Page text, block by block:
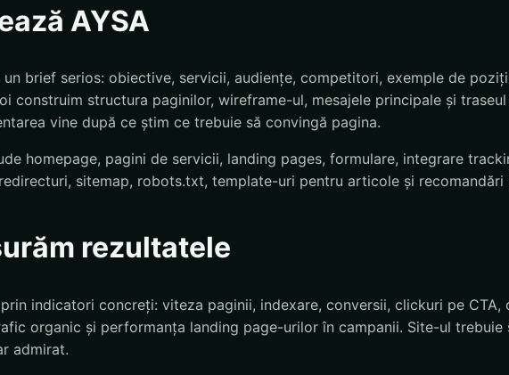
AYSA
un brief serios: obiective, servicii, audiențe, competitori, exemple de
construim structura paginilor, wireframe-ul, mesajele principale și
vine după ce știm ce trebuie să convingă pagina.
homepage, pagini de servicii, landing pages, formulare, integrare
sitemap, robots.txt, template-uri pentru articole și recomandări
rezultatele
indicatori concreți: viteza paginii, indexare, conversii, clickuri pe CTA,
organic și performanța landing page-urilor în campanii. Site-ul trebuie
admirat.